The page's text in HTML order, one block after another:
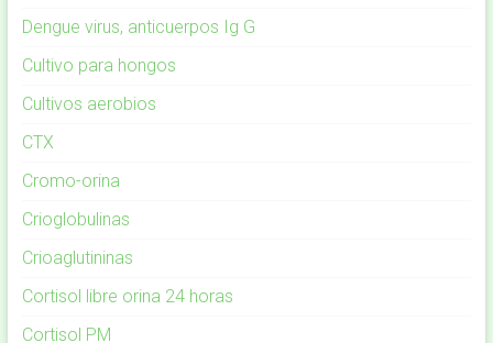
Dengue virus, anticuerpos Ig G
Cultivo para hongos
Cultivos aerobios
CTX
Cromo-orina
Crioglobulinas
Crioaglutininas
Cortisol libre orina 24 horas
Cortisol PM